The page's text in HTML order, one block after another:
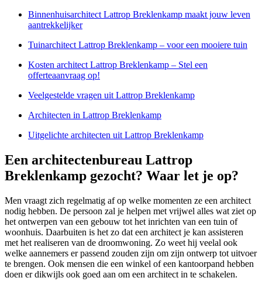
Binnenhuisarchitect Lattrop Breklenkamp maakt jouw leven
aantrekkelijker
Tuinarchitect Lattrop Breklenkamp – voor een mooiere tuin
Kosten architect Lattrop Breklenkamp – Stel een
offerteaanvraag op!
Veelgestelde vragen uit Lattrop Breklenkamp
Architecten in Lattrop Breklenkamp
Uitgelichte architecten uit Lattrop Breklenkamp
Een architectenbureau Lattrop
Breklenkamp gezocht? Waar let je op?
Men vraagt zich regelmatig af op welke momenten ze een architect
nodig hebben. De persoon zal je helpen met vrijwel alles wat ziet op
het ontwerpen van een gebouw tot het inrichten van een tuin of
woonhuis. Daarbuiten is het zo dat een architect je kan assisteren
met het realiseren van de droomwoning. Zo weet hij veelal ook
welke aannemers er passend zouden zijn om zijn ontwerp tot uitvoer
te brengen. Ook mensen die een winkel of een kantoorpand hebben
doen er dikwijls ook goed aan om een architect in te schakelen.